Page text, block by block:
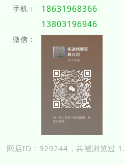
手机：
18631968366
13803196946
微信：
网店ID：929244，共被浏览过